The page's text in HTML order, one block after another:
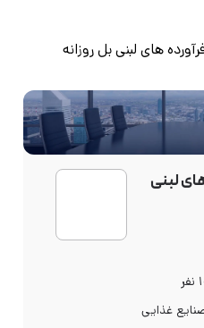
های لبنی بل روزانه
لبنی
غذایی